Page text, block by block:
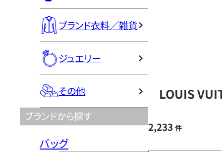
ブランド衣料／雑貨
ジュエリー
その他
ブランドから探す
バッグ
LOUIS
2,233 件